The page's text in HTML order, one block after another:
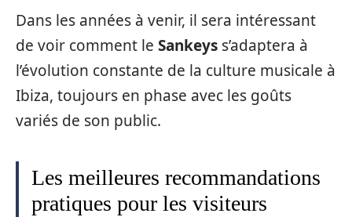
Dans les années à venir, il sera intéressant
de voir comment le Sankeys s’adaptera à
l’évolution constante de la culture musicale à
Ibiza, toujours en phase avec les goûts
variés de son public.
Les meilleures recommandations
pratiques pour les visiteurs